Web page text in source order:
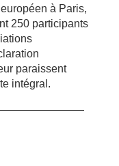
à Paris,
250 participants
paraissent
intégral.